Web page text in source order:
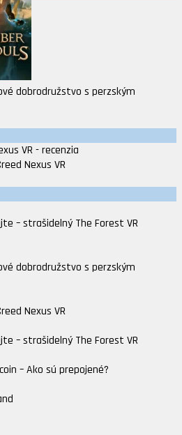
dobrodružstvo s perzským
Nexus VR
– strašidelný The Forest VR
dobrodružstvo s perzským
Nexus VR
– strašidelný The Forest VR
– Ako sú prepojené?